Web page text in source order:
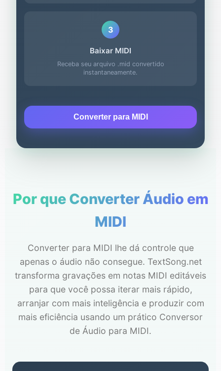
3
Baixar MIDI
Receba seu arquivo .mid convertido
instantaneamente.
Converter para MIDI
Por que Converter Áudio em
MIDI
Converter para MIDI lhe dá controle que
apenas o áudio não consegue. TextSong.net
transforma gravações em notas MIDI editáveis
para que você possa iterar mais rápido,
arranjar com mais inteligência e produzir com
mais eficiência usando um prático Conversor
de Áudio para MIDI.